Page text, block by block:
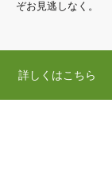
ぞお見逃しなく。
詳しくはこちら